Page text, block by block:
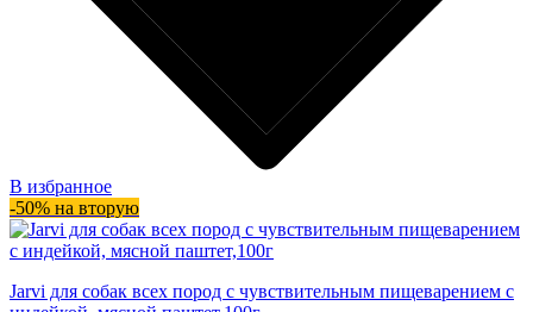
В избранное
-50% на вторую
Jarvi для собак всех пород с чувствительным пищеварением с